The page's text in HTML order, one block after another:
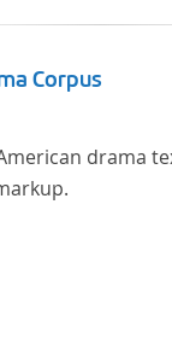
Corpus
drama